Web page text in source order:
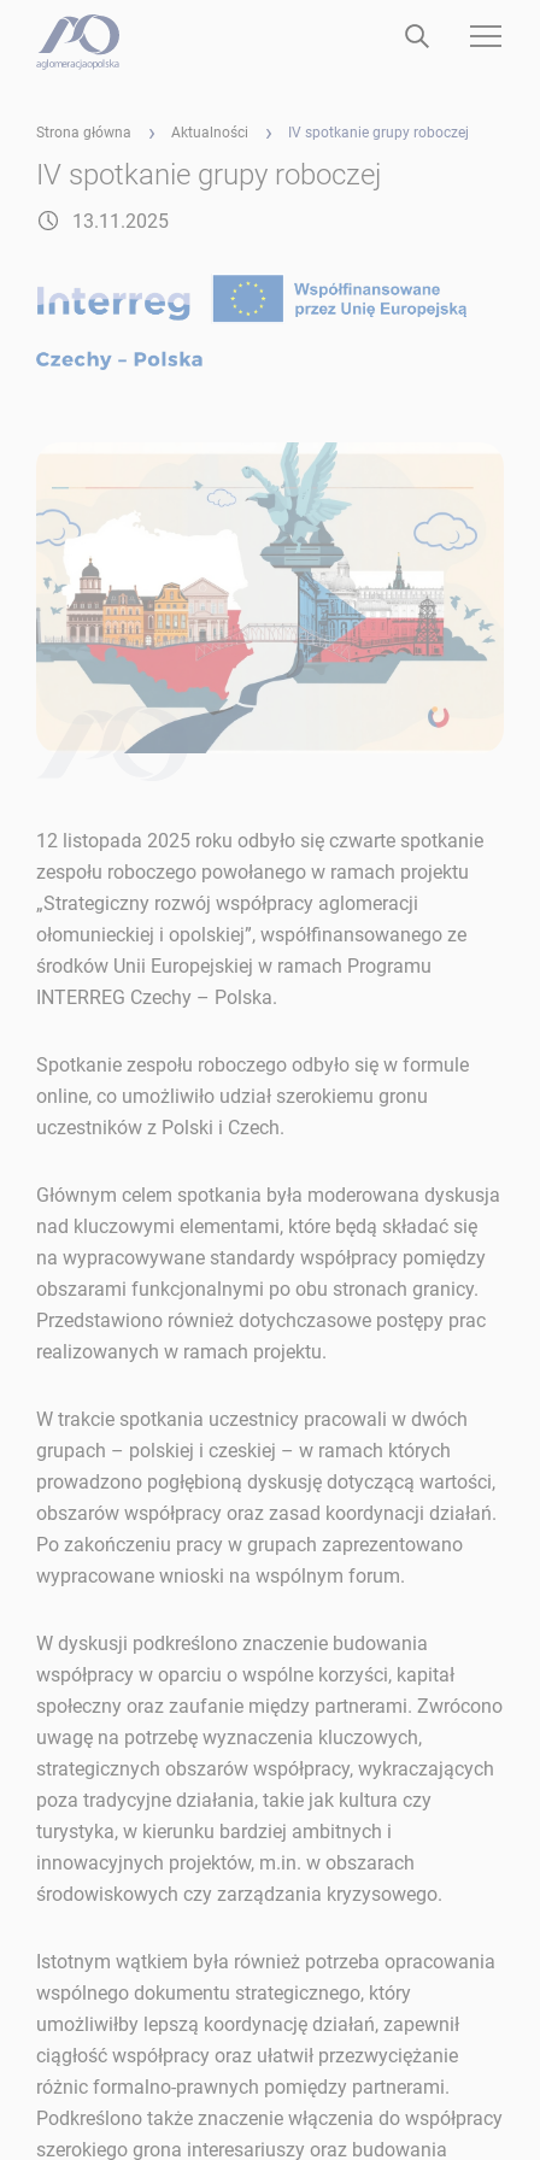
Strona główna Aktualności IV spotkanie grupy roboczej
IV spotkanie grupy roboczej
13.11.2025
12 listopada 2025 roku odbyło się czwarte spotkanie
zespołu roboczego powołanego w ramach projektu
„Strategiczny rozwój współpracy aglomeracji
ołomunieckiej i opolskiej”, współfinansowanego ze
środków Unii Europejskiej w ramach Programu
INTERREG Czechy – Polska.
Spotkanie zespołu roboczego odbyło się w formule
online, co umożliwiło udział szerokiemu gronu
uczestników z Polski i Czech.
Głównym celem spotkania była moderowana dyskusja
nad kluczowymi elementami, które będą składać się
na wypracowywane standardy współpracy pomiędzy
obszarami funkcjonalnymi po obu stronach granicy.
Przedstawiono również dotychczasowe postępy prac
realizowanych w ramach projektu.
W trakcie spotkania uczestnicy pracowali w dwóch
grupach – polskiej i czeskiej – w ramach których
prowadzono pogłębioną dyskusję dotyczącą wartości,
obszarów współpracy oraz zasad koordynacji działań.
Po zakończeniu pracy w grupach zaprezentowano
wypracowane wnioski na wspólnym forum.
W dyskusji podkreślono znaczenie budowania
współpracy w oparciu o wspólne korzyści, kapitał
społeczny oraz zaufanie między partnerami. Zwrócono
uwagę na potrzebę wyznaczenia kluczowych,
strategicznych obszarów współpracy, wykraczających
poza tradycyjne działania, takie jak kultura czy
turystyka, w kierunku bardziej ambitnych i
innowacyjnych projektów, m.in. w obszarach
środowiskowych czy zarządzania kryzysowego.
Istotnym wątkiem była również potrzeba opracowania
wspólnego dokumentu strategicznego, który
umożliwiłby lepszą koordynację działań, zapewnił
ciągłość współpracy oraz ułatwił przezwyciężanie
różnic formalno-prawnych pomiędzy partnerami.
Podkreślono także znaczenie włączenia do współpracy
szerokiego grona interesariuszy oraz budowania